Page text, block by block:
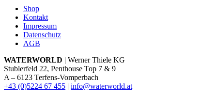
Shop
Kontakt
Impressum
Datenschutz
AGB
WATERWORLD | Werner Thiele KG
Stublerfeld 22, Penthouse Top 7 & 9
A – 6123 Terfens-Vomperbach
+43 (0)5224 67 455 | info@waterworld.at